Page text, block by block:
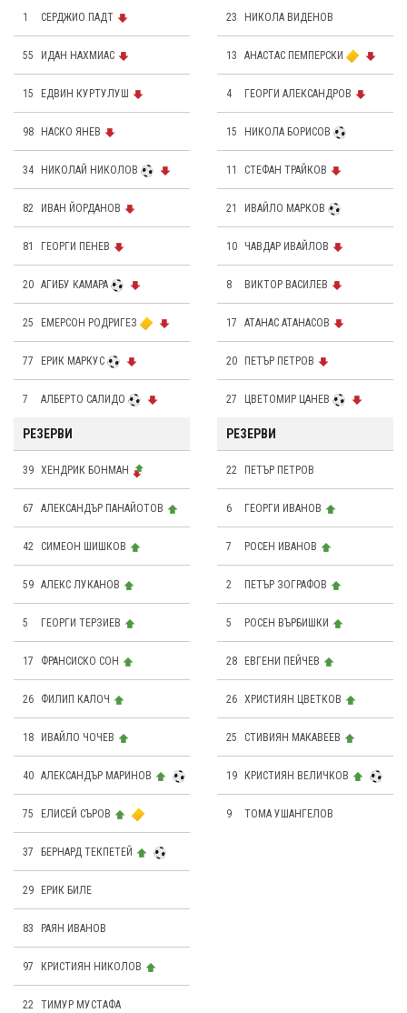
1 СЕРДЖИО ПАДТ
55 ИДАН НАХМИАС
15 ЕДВИН КУРТУЛУШ
98 НАСКО ЯНЕВ
34 НИКОЛАЙ НИКОЛОВ
82 ИВАН ЙОРДАНОВ
81 ГЕОРГИ ПЕНЕВ
20 АГИБУ КАМАРА
25 ЕМЕРСОН РОДРИГЕЗ
77 ЕРИК МАРКУС
7 АЛБЕРТО САЛИДО
РЕЗЕРВИ
39 ХЕНДРИК БОНМАН
67 АЛЕКСАНДЪР ПАНАЙОТОВ
42 СИМЕОН ШИШКОВ
59 АЛЕКС ЛУКАНОВ
5 ГЕОРГИ ТЕРЗИЕВ
17 ФРАНСИСКО СОН
26 ФИЛИП КАЛОЧ
18 ИВАЙЛО ЧОЧЕВ
40 АЛЕКСАНДЪР МАРИНОВ
75 ЕЛИСЕЙ СЪРОВ
37 БЕРНАРД ТЕКПЕТЕЙ
29 ЕРИК БИЛЕ
83 РАЯН ИВАНОВ
97 КРИСТИЯН НИКОЛОВ
22 ТИМУР МУСТАФА
23 НИКОЛА ВИДЕНОВ
13 АНАСТАС ПЕМПЕРСКИ
4 ГЕОРГИ АЛЕКСАНДРОВ
15 НИКОЛА БОРИСОВ
11 СТЕФАН ТРАЙКОВ
21 ИВАЙЛО МАРКОВ
10 ЧАВДАР ИВАЙЛОВ
8 ВИКТОР ВАСИЛЕВ
17 АТАНАС АТАНАСОВ
20 ПЕТЪР ПЕТРОВ
27 ЦВЕТОМИР ЦАНЕВ
РЕЗЕРВИ
22 ПЕТЪР ПЕТРОВ
6 ГЕОРГИ ИВАНОВ
7 РОСЕН ИВАНОВ
2 ПЕТЪР ЗОГРАФОВ
5 РОСЕН ВЪРБИШКИ
28 ЕВГЕНИ ПЕЙЧЕВ
26 ХРИСТИЯН ЦВЕТКОВ
25 СТИВИЯН МАКАВЕЕВ
19 КРИСТИЯН ВЕЛИЧКОВ
9 ТОМА УШАНГЕЛОВ